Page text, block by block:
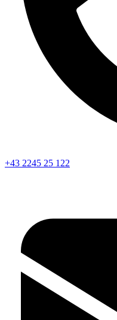
+43 2245 25 122